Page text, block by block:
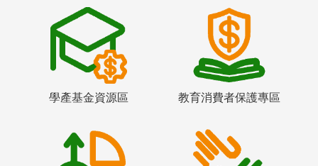
學產基金資源區 教育消費者保護專區